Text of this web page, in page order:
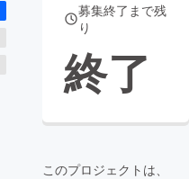
募集終了まで残
り
終了
このプロジェクトは、